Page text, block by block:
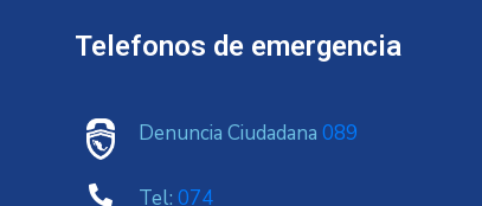
Telefonos de emergencia
Denuncia Ciudadana 089
Tel: 074